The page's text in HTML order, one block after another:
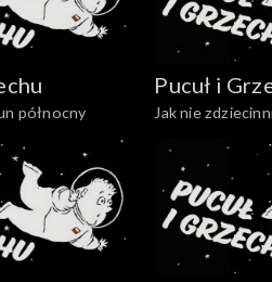
północny
Pucuł i
Jak nie